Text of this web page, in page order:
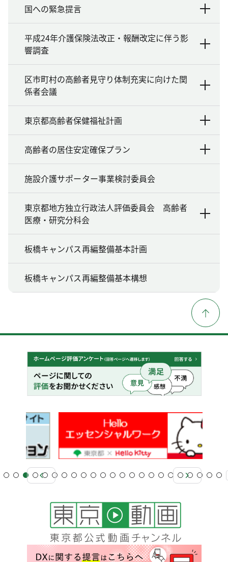
国への緊急提言
平成24年介護保険法改正・報酬改定に伴う影
響調査
区市町村の高齢者見守り体制充実に向けた関
係者会議
東京都高齢者保健福祉計画
高齢者の居住安定確保プラン
施設介護サポーター事業検討委員会
東京都地方独立行政法人評価委員会 高齢者
医療・研究分科会
板橋キャンパス再編整備基本計画
板橋キャンパス再編整備基本構想